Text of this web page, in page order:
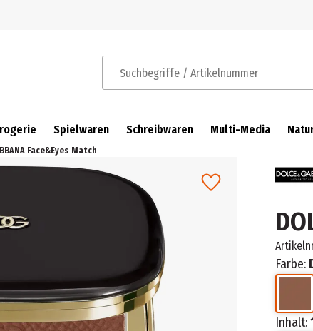
Suchbegriffe / Artikelnummer
Spielwaren Schreibwaren Multi-Media
Face&Eyes Match
Farbe:
Inhalt: